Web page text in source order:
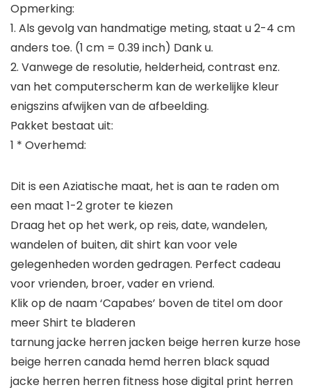
Opmerking:
1. Als gevolg van handmatige meting, staat u 2-4 cm
anders toe. (1 cm = 0.39 inch) Dank u.
2. Vanwege de resolutie, helderheid, contrast enz.
van het computerscherm kan de werkelijke kleur
enigszins afwijken van de afbeelding.
Pakket bestaat uit:
1 * Overhemd:
Dit is een Aziatische maat, het is aan te raden om
een maat 1-2 groter te kiezen
Draag het op het werk, op reis, date, wandelen,
wandelen of buiten, dit shirt kan voor vele
gelegenheden worden gedragen. Perfect cadeau
voor vrienden, broer, vader en vriend.
Klik op de naam ‘Capabes’ boven de titel om door
meer Shirt te bladeren
tarnung jacke herren jacken beige herren kurze hose
beige herren canada hemd herren black squad
jacke herren herren fitness hose digital print herren